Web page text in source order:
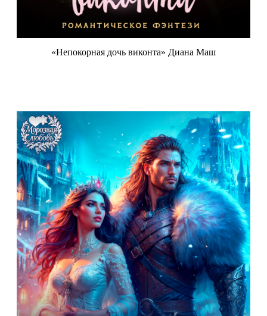
«Непокорная дочь виконта» Диана Маш